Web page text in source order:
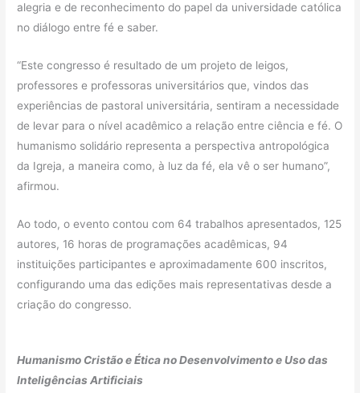
alegria e de reconhecimento do papel da universidade católica
no diálogo entre fé e saber.
“Este congresso é resultado de um projeto de leigos,
professores e professoras universitários que, vindos das
experiências de pastoral universitária, sentiram a necessidade
de levar para o nível acadêmico a relação entre ciência e fé. O
humanismo solidário representa a perspectiva antropológica
da Igreja, a maneira como, à luz da fé, ela vê o ser humano”,
afirmou.
Ao todo, o evento contou com 64 trabalhos apresentados, 125
autores, 16 horas de programações acadêmicas, 94
instituições participantes e aproximadamente 600 inscritos,
configurando uma das edições mais representativas desde a
criação do congresso.
Humanismo Cristão e Ética no Desenvolvimento e Uso das
Inteligências Artificiais